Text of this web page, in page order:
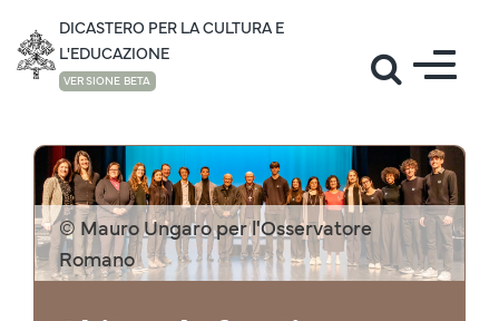
DICASTERO PER LA CULTURA E
L'EDUCAZIONE
VERSIONE BETA
INTERVENTI
© Mauro Ungaro per l'Osservatore
Romano